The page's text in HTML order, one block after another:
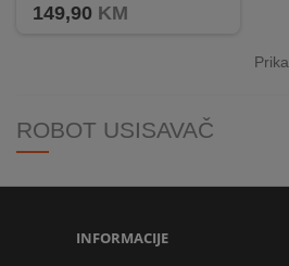
149,90 KM
ROBOT USISAVAČ
INFORMACIJE